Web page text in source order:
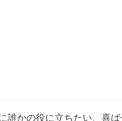
誰かの役に立ちたい、喜ば